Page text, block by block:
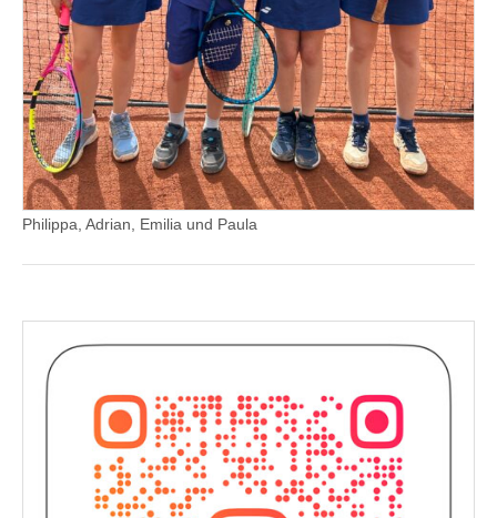
Philippa, Adrian, Emilia und Paula